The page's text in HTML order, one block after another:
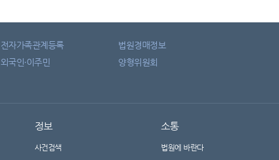
전자가족관계등록
법원경매정보
외국인·이주민
양형위원회
정보
사건검색
소통
법원에 바란다